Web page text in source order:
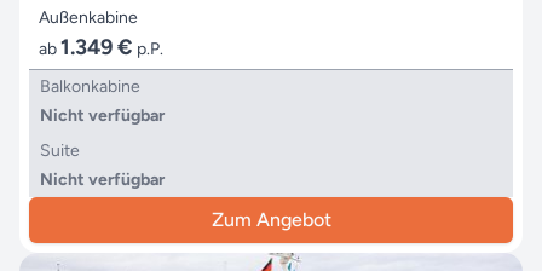
Außenkabine
ab1.349 € p.P.
Balkonkabine
Nicht verfügbar
Suite
Nicht verfügbar
Zum Angebot